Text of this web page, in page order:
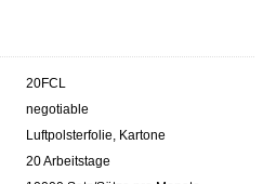
20FCL
negotiable
Luftpolsterfolie, Kartone
20 Arbeitstage